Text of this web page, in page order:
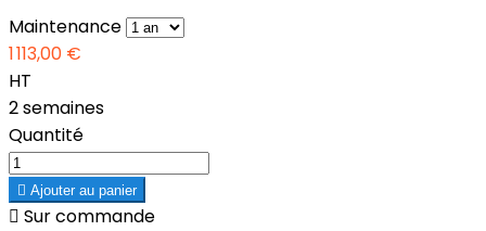
Maintenance
1 113,00 €
HT
2 semaines
Quantité
 Ajouter au panier
 Sur commande